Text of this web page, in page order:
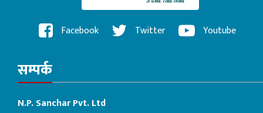
Facebook Twitter Youtube
सम्पर्क
N.P. Sanchar Pvt. Ltd